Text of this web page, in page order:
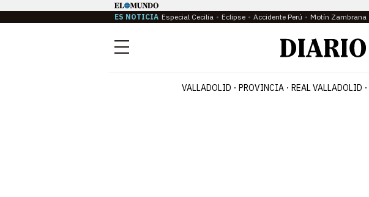
ES NOTICIA Especial Cecilia Eclipse Accidente Perú Motín Zambrana
Menú
VALLADOLID PROVINCIA REAL VALLADOLID